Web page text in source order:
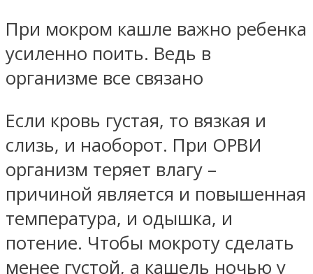
При мокром кашле важно ребенка
усиленно поить. Ведь в
организме все связано
Если кровь густая, то вязкая и
слизь, и наоборот. При ОРВИ
организм теряет влагу –
причиной является и повышенная
температура, и одышка, и
потение. Чтобы мокроту сделать
менее густой, а кашель ночью у